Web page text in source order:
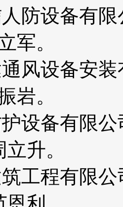
防设备有
军。
通风设备
岩。
防护设
升。
建筑工